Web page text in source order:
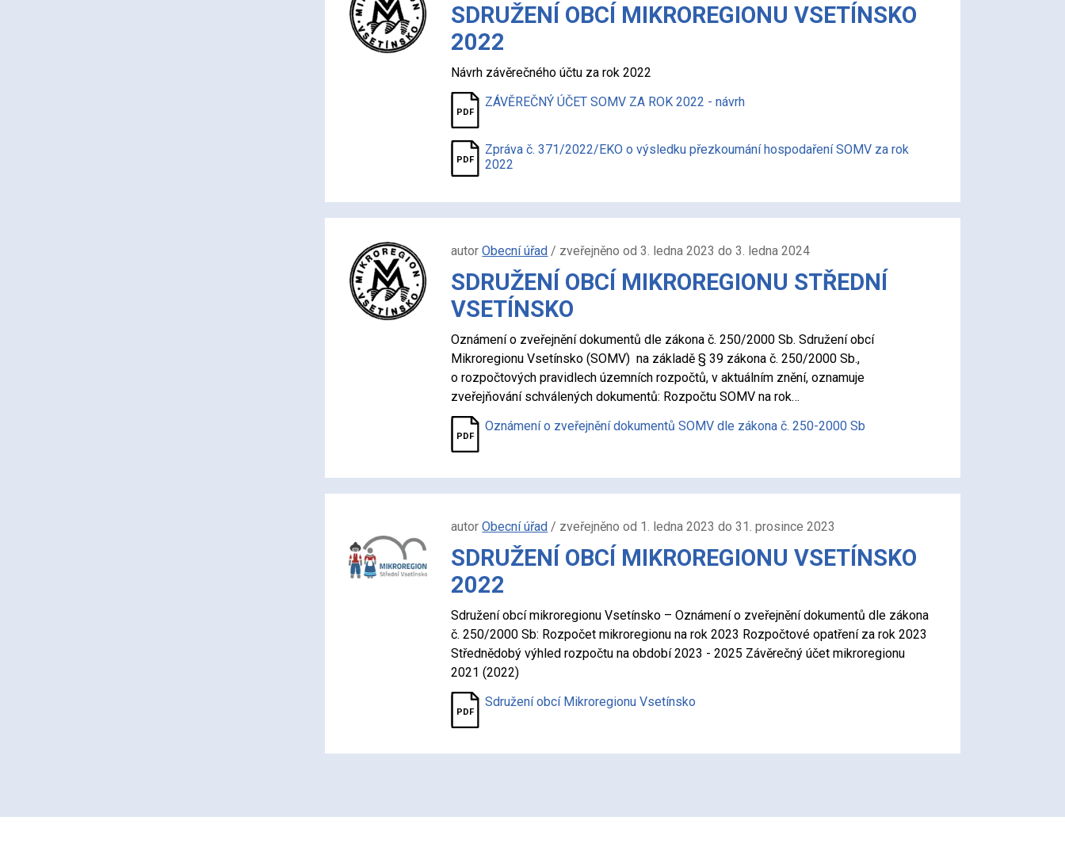
SDRUŽENÍ OBCÍ MIKROREGIONU VSETÍNSKO
2022
Návrh závěrečného účtu za rok 2022
ZÁVĚREČNÝ ÚČET SOMV ZA ROK 2022 - návrh
Zpráva č. 371/2022/EKO o výsledku přezkoumání hospodaření SOMV za rok
2022
autorObecní úřad / zveřejněno od 3. ledna 2023 do 3. ledna 2024
SDRUŽENÍ OBCÍ MIKROREGIONU STŘEDNÍ
VSETÍNSKO
Oznámení o zveřejnění dokumentů dle zákona č. 250/2000 Sb. Sdružení obcí
Mikroregionu Vsetínsko (SOMV) na základě § 39 zákona č. 250/2000 Sb.,
o rozpočtových pravidlech územních rozpočtů, v aktuálním znění, oznamuje
zveřejňování schválených dokumentů: Rozpočtu SOMV na rok…
Oznámení o zveřejnění dokumentů SOMV dle zákona č. 250-2000 Sb
autorObecní úřad / zveřejněno od 1. ledna 2023 do 31. prosince 2023
SDRUŽENÍ OBCÍ MIKROREGIONU VSETÍNSKO
2022
Sdružení obcí mikroregionu Vsetínsko –⁠ Oznámení o zveřejnění dokumentů dle zákona
č. 250/2000 Sb: Rozpočet mikroregionu na rok 2023 Rozpočtové opatření za rok 2023
Střednědobý výhled rozpočtu na období 2023 - 2025 Závěrečný účet mikroregionu
2021 (2022)
Sdružení obcí Mikroregionu Vsetínsko